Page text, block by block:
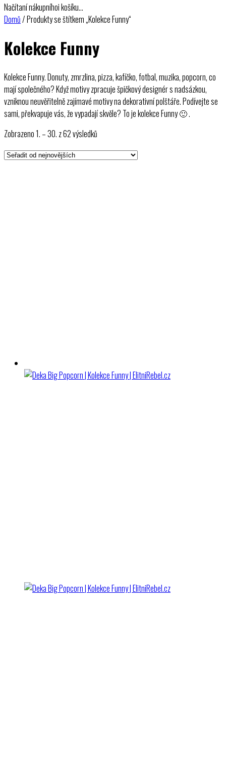
Načítaní nákupníhoi košíku…
Domů/ Produkty se štítkem „Kolekce Funny“
Kolekce Funny
Kolekce Funny. Donuty, zmrzlina, pizza, kafíčko, fotbal, muzika, popcorn, co
mají společného? Když motivy zpracuje špičkový designér s nadsázkou,
vzniknou neuvěřitelně zajímavé motivy na dekorativní polštáře. Podívejte se
sami, překvapuje vás, že vypadají skvěle? To je kolekce Funny 🙂 .
Zobrazeno 1. – 30. z 62 výsledků
nejnovějších